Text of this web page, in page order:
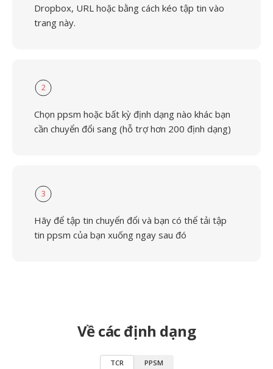
Dropbox, URL hoặc bằng cách kéo tập tin vào
trang này.
2
Chọn ppsm hoặc bất kỳ định dạng nào khác bạn
cần chuyển đổi sang (hỗ trợ hơn 200 định dạng)
3
Hãy để tập tin chuyển đổi và bạn có thể tải tập
tin ppsm của bạn xuống ngay sau đó
Về các định dạng
TCR PPSM